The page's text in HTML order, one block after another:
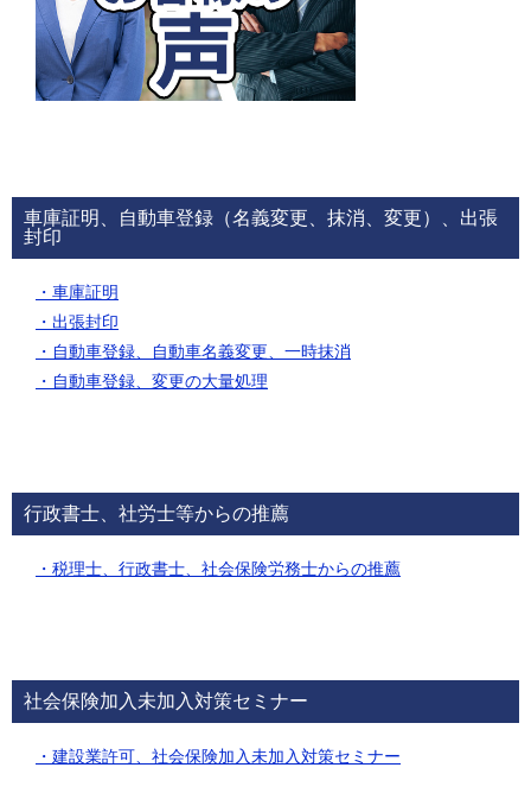
車庫証明、自動車登録（名義変更、抹消、変更）、出張
封印
・車庫証明
・出張封印
・自動車登録、自動車名義変更、一時抹消
・自動車登録、変更の大量処理
行政書士、社労士等からの推薦
・税理士、行政書士、社会保険労務士からの推薦
社会保険加入未加入対策セミナー
・建設業許可、社会保険加入未加入対策セミナー